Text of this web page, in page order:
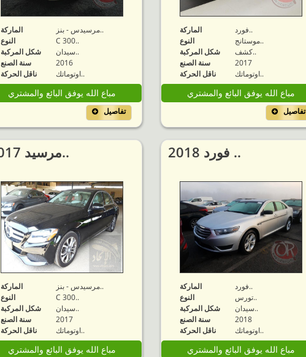
الماركة
فورد..
النوع
موستانج..
شكل المركبة
كشف..
سنة الصنع
2017
ناقل الحركة
اوتوماتك..
مباع الله يوفق البائع والمشتري
تفاصيل
الماركة
مرسيدس - بنز..
النوع
C 300..
شكل المركبة
سيدان..
سنة الصنع
2016
ناقل الحركة
اوتوماتك..
مباع الله يوفق البائع والمشتري
تفاصيل
2018 فورد ..
الماركة
فورد..
النوع
تورس..
شكل المركبة
سيدان..
سنة الصنع
2018
ناقل الحركة
اوتوماتك..
مباع الله يوفق البائع والمشتري
2017 مرسيد..
الماركة
مرسيدس - بنز..
النوع
C 300..
شكل المركبة
سيدان..
سنة الصنع
2017
ناقل الحركة
اوتوماتك..
مباع الله يوفق البائع والمشتري